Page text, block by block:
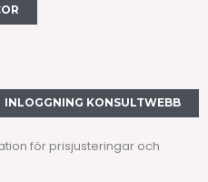
INLOGGNING KONSULTWEBB
för prisjusteringar och